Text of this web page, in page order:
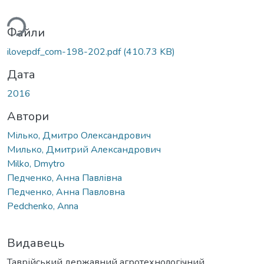
Файли
ilovepdf_com-198-202.pdf(410.73 KB)
Дата
2016
Автори
Мілько, Дмитро Олександрович
Милько, Дмитрий Александрович
Milko, Dmytro
Педченко, Анна Павлівна
Педченко, Анна Павловна
Pedchenko, Anna
Видавець